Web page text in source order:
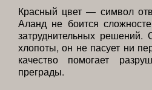
Красный цвет — символ
Аланд не боится
затруднительных решений.
хлопоты, он не пасует ни
качество помогает
преграды.